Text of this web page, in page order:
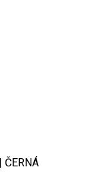
ČERNÁ